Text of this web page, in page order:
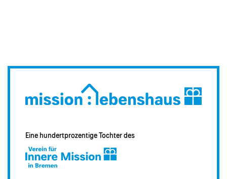
Eine hundertprozentige Tochter des